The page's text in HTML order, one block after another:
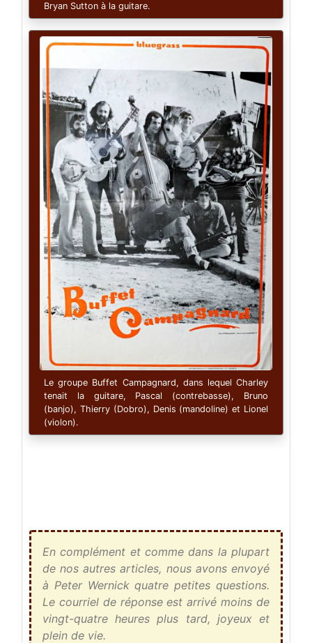
Bryan Sutton à la guitare.
Le groupe Buffet Campagnard, dans lequel Charley
tenait la guitare, Pascal (contrebasse), Bruno
(banjo), Thierry (Dobro), Denis (mandoline) et Lionel
(violon).
En complément et comme dans la plupart
de nos autres articles, nous avons envoyé
à Peter Wernick quatre petites questions.
Le courriel de réponse est arrivé moins de
vingt-quatre heures plus tard, joyeux et
plein de vie.